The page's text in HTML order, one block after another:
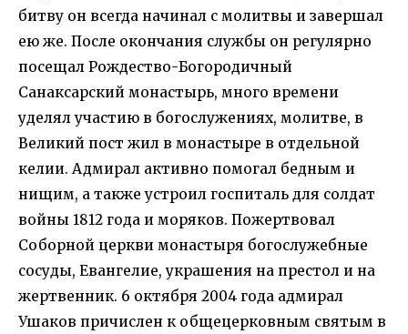
битву он всегда начинал с молитвы и завершал
ею же. После окончания службы он регулярно
посещал Рождество-Богородичный
Санаксарский монастырь, много времени
уделял участию в богослужениях, молитве, в
Великий пост жил в монастыре в отдельной
келии. Адмирал активно помогал бедным и
нищим, а также устроил госпиталь для солдат
войны 1812 года и моряков. Пожертвовал
Соборной церкви монастыря богослужебные
сосуды, Евангелие, украшения на престол и на
жертвенник. 6 октября 2004 года адмирал
Ушаков причислен к общецерковным святым в